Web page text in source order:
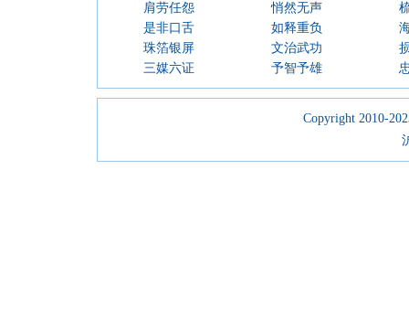
肩劳任怨 悄然无声
是非口舌
如释重负
珠箔银屏
文治武功
三媒六证
予智予雄
Copyright 2010-